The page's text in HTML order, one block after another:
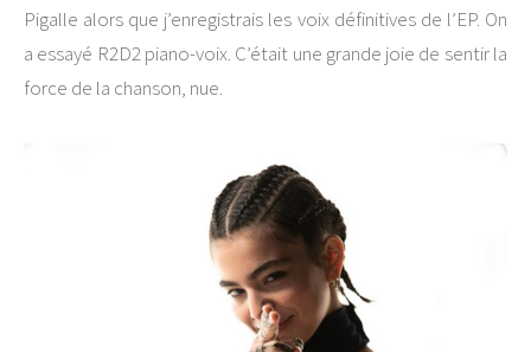
Pigalle alors que j’enregistrais les voix définitives de l’EP. On
a essayé R2D2 piano-voix. C’était une grande joie de sentir la
force de la chanson, nue.